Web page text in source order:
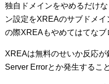
独自ドメインをやめるだけ
ン設定をXREAのサブドメ
の際XREAもやめてはてなブ
XREAは無料のせいか反応が
Server Errorとか発生するこ